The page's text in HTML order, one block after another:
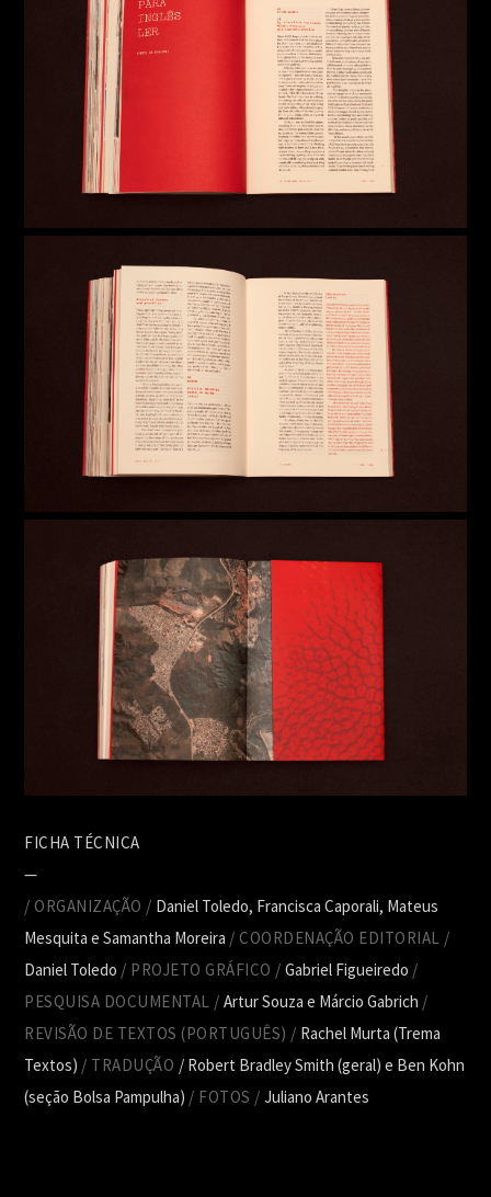
FICHA TÉCNICA
—
/ ORGANIZAÇÃO / Daniel Toledo, Francisca Caporali, Mateus
Mesquita e Samantha Moreira / COORDENAÇÃO EDITORIAL /
Daniel Toledo / PROJETO GRÁFICO / Gabriel Figueiredo /
PESQUISA DOCUMENTAL / Artur Souza e Márcio Gabrich /
REVISÃO DE TEXTOS (PORTUGUÊS) / Rachel Murta (Trema
Textos) / TRADUÇÃO / Robert Bradley Smith (geral) e Ben Kohn
(seção Bolsa Pampulha) / FOTOS / Juliano Arantes